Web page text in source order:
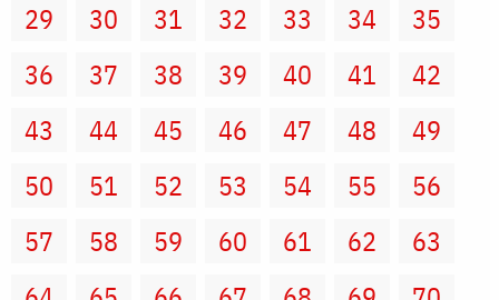
29
30 31 32 33 34
35
36
37 38 39 40 41
42
43
44 45 46 47 48
49
50
51 52 53 54 55
56
57
58 59 60 61 62
63